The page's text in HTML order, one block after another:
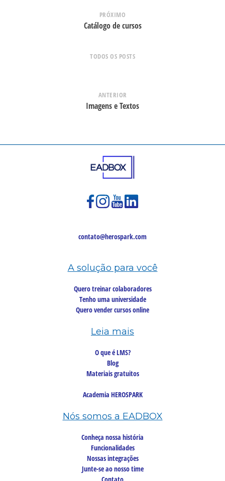
PRÓXIMO
Catálogo de cursos
TODOS OS POSTS
ANTERIOR
Imagens e Textos
contato@herospark.com
A solução para você
Quero treinar colaboradores
Tenho uma universidade
Quero vender cursos online
Leia mais
O que é LMS?
Blog
Materiais gratuitos
Academia HEROSPARK
Nós somos a EADBOX
Conheça nossa história
Funcionalidades
Nossas integrações
Junte-se ao nosso time
Contato